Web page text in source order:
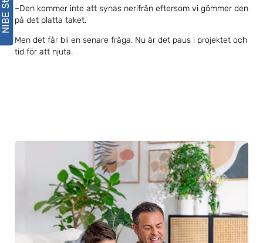
–Den kommer inte att synas nerifrån eftersom vi gömmer den
på det platta taket.
Men det får bli en senare fråga. Nu är det paus i projektet och
tid för att njuta.